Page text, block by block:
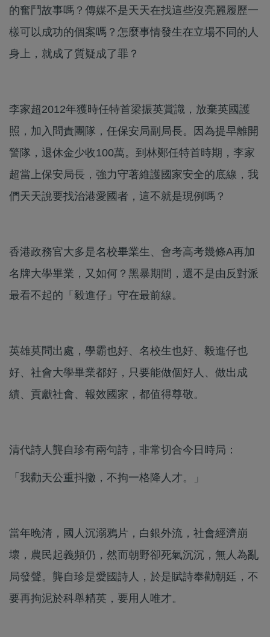
的奮鬥故事嗎？傳媒不是天天在找這些沒亮麗履歷一
樣可以成功的個案嗎？怎麼事情發生在立場不同的人
身上，就成了質疑成了罪？
李家超2012年獲時任特首梁振英賞識，放棄英國護
照，加入問責團隊，任保安局副局長。因為提早離開
警隊，退休金少收100萬。到林鄭任特首時期，李家
超當上保安局長，強力守著維護國家安全的底線，我
們天天說要找治港愛國者，這不就是現例嗎？
香港政務官大多是名校畢業生、會考高考幾條A再加
名牌大學畢業，又如何？黑暴期間，還不是由反對派
最看不起的「毅進仔」守在最前線。
英雄莫問出處，學霸也好、名校生也好、毅進仔也
好、社會大學畢業都好，只要能做個好人、做出成
績、貢獻社會、報效國家，都值得尊敬。
清代詩人龔自珍有兩句詩，非常切合今日時局：
「我勸天公重抖擻，不拘一格降人才。」
當年晚清，國人沉溺鴉片，白銀外流，社會經濟崩
壞，農民起義頻仍，然而朝野卻死氣沉沉，無人為亂
局發聲。龔自珍是愛國詩人，於是賦詩奉勸朝廷，不
要再拘泥於科舉精英，要用人唯才。